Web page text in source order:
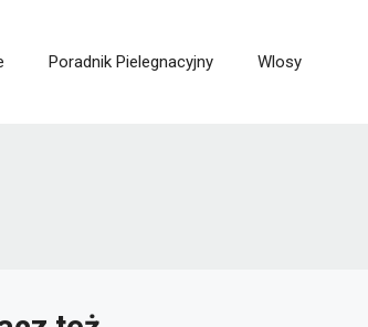
Poradnik Pielegnacyjny Wlosy